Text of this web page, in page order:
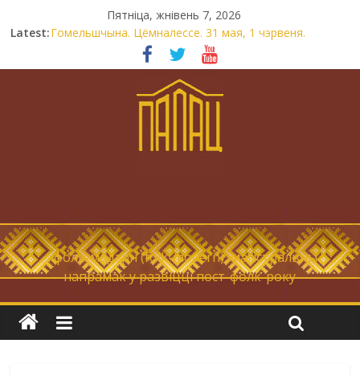
Пятніца, жнівень 7, 2026
Latest:Гомельшчына. Цёмналессе. 31 мая, 1 чэрвеня.
Нічога не дарэмна. Невыносна балюча нараджаецца
беларуская палітычная нацыя.
Запрашаем у інтравертнасць
… фолк-мадэрн (folk-modern), магістральны
напрамак у развіцці пост-фолк-року